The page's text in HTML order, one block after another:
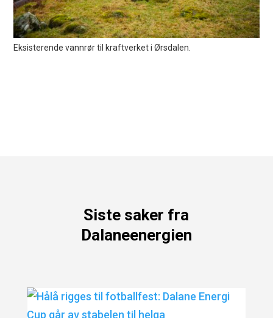
Eksisterende vannrør til kraftverket i Ørsdalen.
Siste saker fra
Dalaneenergien